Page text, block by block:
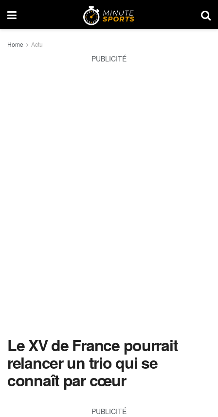
Home Actu
PUBLICITÉ
Le XV de France pourrait
relancer un trio qui se
connaît par cœur
PUBLICITÉ